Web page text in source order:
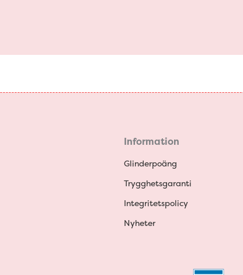
Information
Glinderpoäng
Trygghetsgaranti
Integritetspolicy
Nyheter